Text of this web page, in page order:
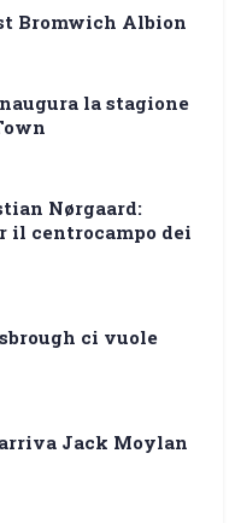
Bromwich Albion
la stagione
Nørgaard:
il centrocampo dei
ci vuole
Jack Moylan